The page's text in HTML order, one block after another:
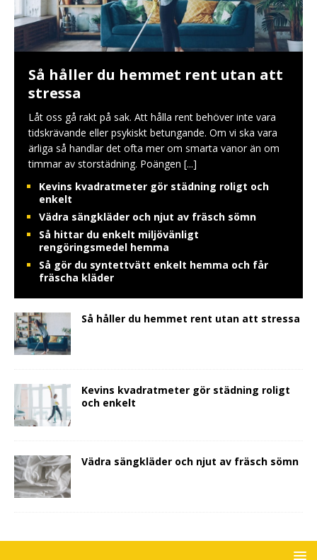
Så håller du hemmet rent utan att
stressa
Låt oss gå rakt på sak. Att hålla rent behöver inte vara
tidskrävande eller psykiskt betungande. Om vi ska vara
ärliga så handlar det ofta mer om smarta vanor än om
timmar av storstädning. Poängen [...]
Kevins kvadratmeter gör städning roligt och
enkelt
Vädra sängkläder och njut av fräsch sömn
Så hittar du enkelt miljövänligt
rengöringsmedel hemma
Så gör du syntettvätt enkelt hemma och får
fräscha kläder
Så håller du hemmet rent utan att stressa
Kevins kvadratmeter gör städning roligt
och enkelt
Vädra sängkläder och njut av fräsch sömn